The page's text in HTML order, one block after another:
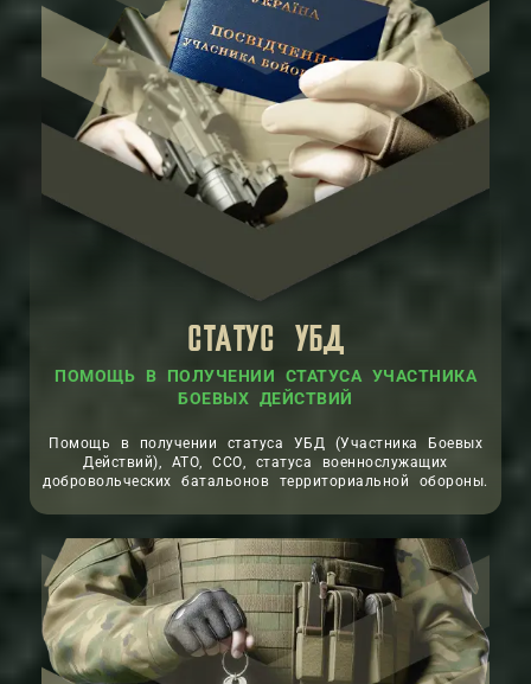
СТАТУС УБД
ПОМОЩЬ В ПОЛУЧЕНИИ СТАТУСА УЧАСТНИКА
БОЕВЫХ ДЕЙСТВИЙ
Помощь в получении статуса УБД (Участника Боевых
Действий), АТО, ССО, статуса военнослужащих
добровольческих батальонов территориальной обороны.